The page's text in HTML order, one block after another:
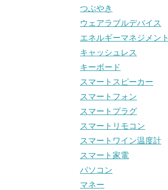
つぶやき
ウェアラブルデバイス
エネルギーマネジメント
キャッシュレス
キーボード
スマートスピーカー
スマートフォン
スマートプラグ
スマートリモコン
スマートワイン温度計
スマート家電
パソコン
マネー